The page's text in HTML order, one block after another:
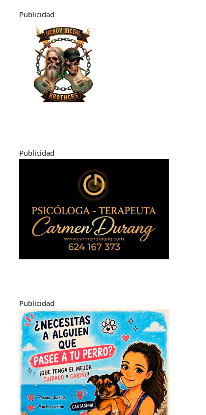
Publicidad
Publicidad
Publicidad